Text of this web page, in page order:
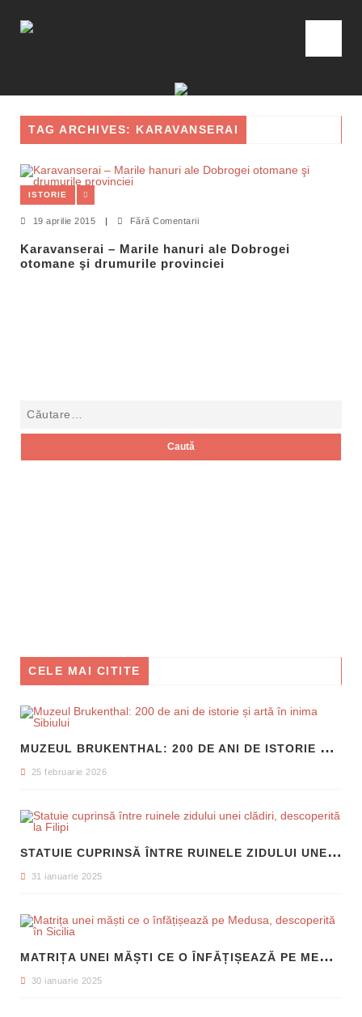
TAG ARCHIVES: KARAVANSERAI
ISTORIE
19 aprilie 2015 | Fără Comentarii
Karavanserai – Marile hanuri ale Dobrogei
otomane şi drumurile provinciei
CELE MAI CITITE
M
UZEUL BRUKENTHAL: 200 DE ANI DE ISTORIE ȘI ARTĂ ÎN INIMA SIBIULUI
25 februarie 2026
S
TATUIE CUPRINSĂ ÎNTRE RUINELE ZIDULUI UNEI CLĂDIRI, DESCOPERITĂ LA FILIPI
31 ianuarie 2025
M
ATRIȚA UNEI MĂȘTI CE O ÎNFĂȚIȘEAZĂ PE MEDUSA, DESCOPERITĂ ÎN SICILIA
30 ianuarie 2025